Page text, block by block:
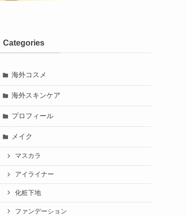
Categories
海外コスメ
海外スキンケア
プロフィール
メイク
マスカラ
アイライナー
化粧下地
ファンデーション